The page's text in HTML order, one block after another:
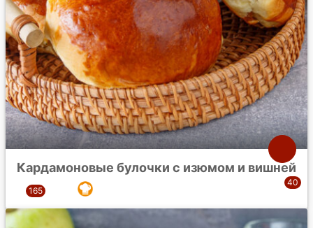
Кардамоновые булочки с изюмом и вишней